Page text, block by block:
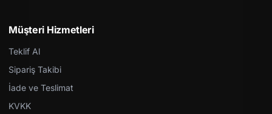
Müşteri Hizmetleri
Teklif Al
Sipariş Takibi
İade ve Teslimat
KVKK